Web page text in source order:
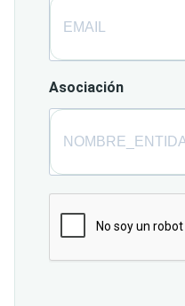
Asociación